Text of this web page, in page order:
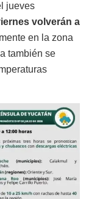
jueves
volverán a
en la zona
también se